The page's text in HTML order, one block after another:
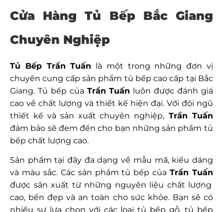
Cửa Hàng Tủ Bếp Bắc Giang
Chuyên Nghiệp
Tủ Bếp Trần Tuấn là một trong những đơn vị
chuyên cung cấp sản phẩm tủ bếp cao cấp tại Bắc
Giang. Tủ bếp của Trần Tuấn luôn được đánh giá
cao về chất lượng và thiết kế hiện đại. Với đội ngũ
thiết kế và sản xuất chuyên nghiệp, Trần Tuấn
đảm bảo sẽ đem đến cho bạn những sản phẩm tủ
bếp chất lượng cao.
Sản phẩm tại đây đa dạng về mẫu mã, kiểu dáng
và màu sắc. Các sản phẩm tủ bếp củaTrần Tuấn
được sản xuất từ những nguyên liệu chất lượng
cao, bền đẹp và an toàn cho sức khỏe. Bạn sẽ có
nhiều sự lựa chọn với các loại tủ bếp gỗ, tủ bếp